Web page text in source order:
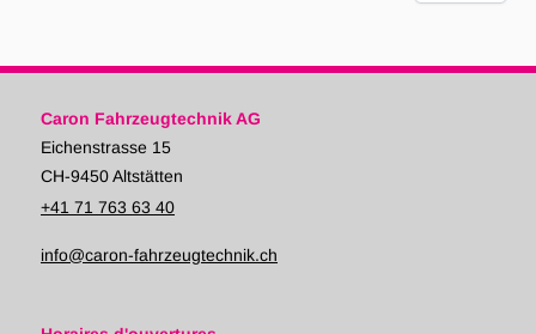
Caron Fahrzeugtechnik AG
Eichenstrasse 15
CH-9450 Altstätten
+41 71 763 63 40
info@caron-fahrzeugtechnik.ch